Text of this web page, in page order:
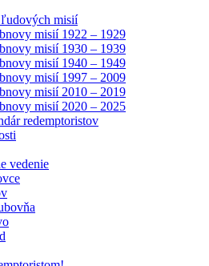
ľudových misií
misií 1922 – 1929
misií 1930 – 1939
misií 1940 – 1949
misií 1997 – 2009
misií 2010 – 2019
misií 2020 – 2025
redemptoristov
vedenie